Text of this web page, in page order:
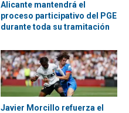
Alicante mantendrá el
proceso participativo del PGE
durante toda su tramitación
Javier Morcillo refuerza el